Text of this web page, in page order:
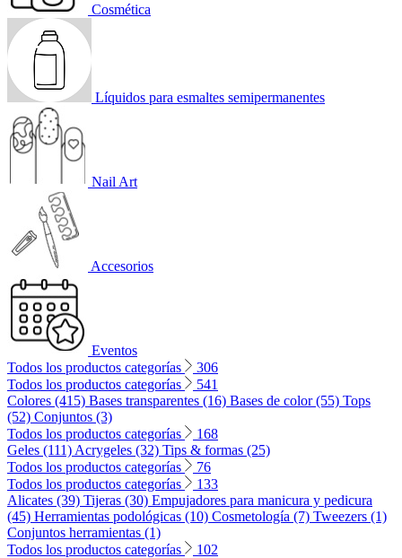
Cosmética
Líquidos para esmaltes semipermanentes
Nail Art
Accesorios
Eventos
Todos los productos categorías
306
Todos los productos categorías
541
Colores (415) Bases transparentes (16) Bases de color (55) Tops
(52) Conjuntos (3)
Todos los productos categorías
168
Geles (111) Acrygeles (32) Tips & formas (25)
Todos los productos categorías
76
Todos los productos categorías
133
Alicates (39) Tijeras (30) Empujadores para manicura y pedicura
(45) Herramientas podológicas (10) Cosmetología (7) Tweezers (1)
Conjuntos herramientas (1)
Todos los productos categorías
102